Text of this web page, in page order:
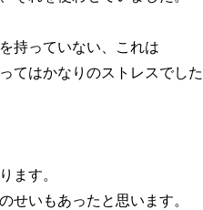
持っていない、これは
てはかなりのストレスでし
ます。
せいもあったと思います。